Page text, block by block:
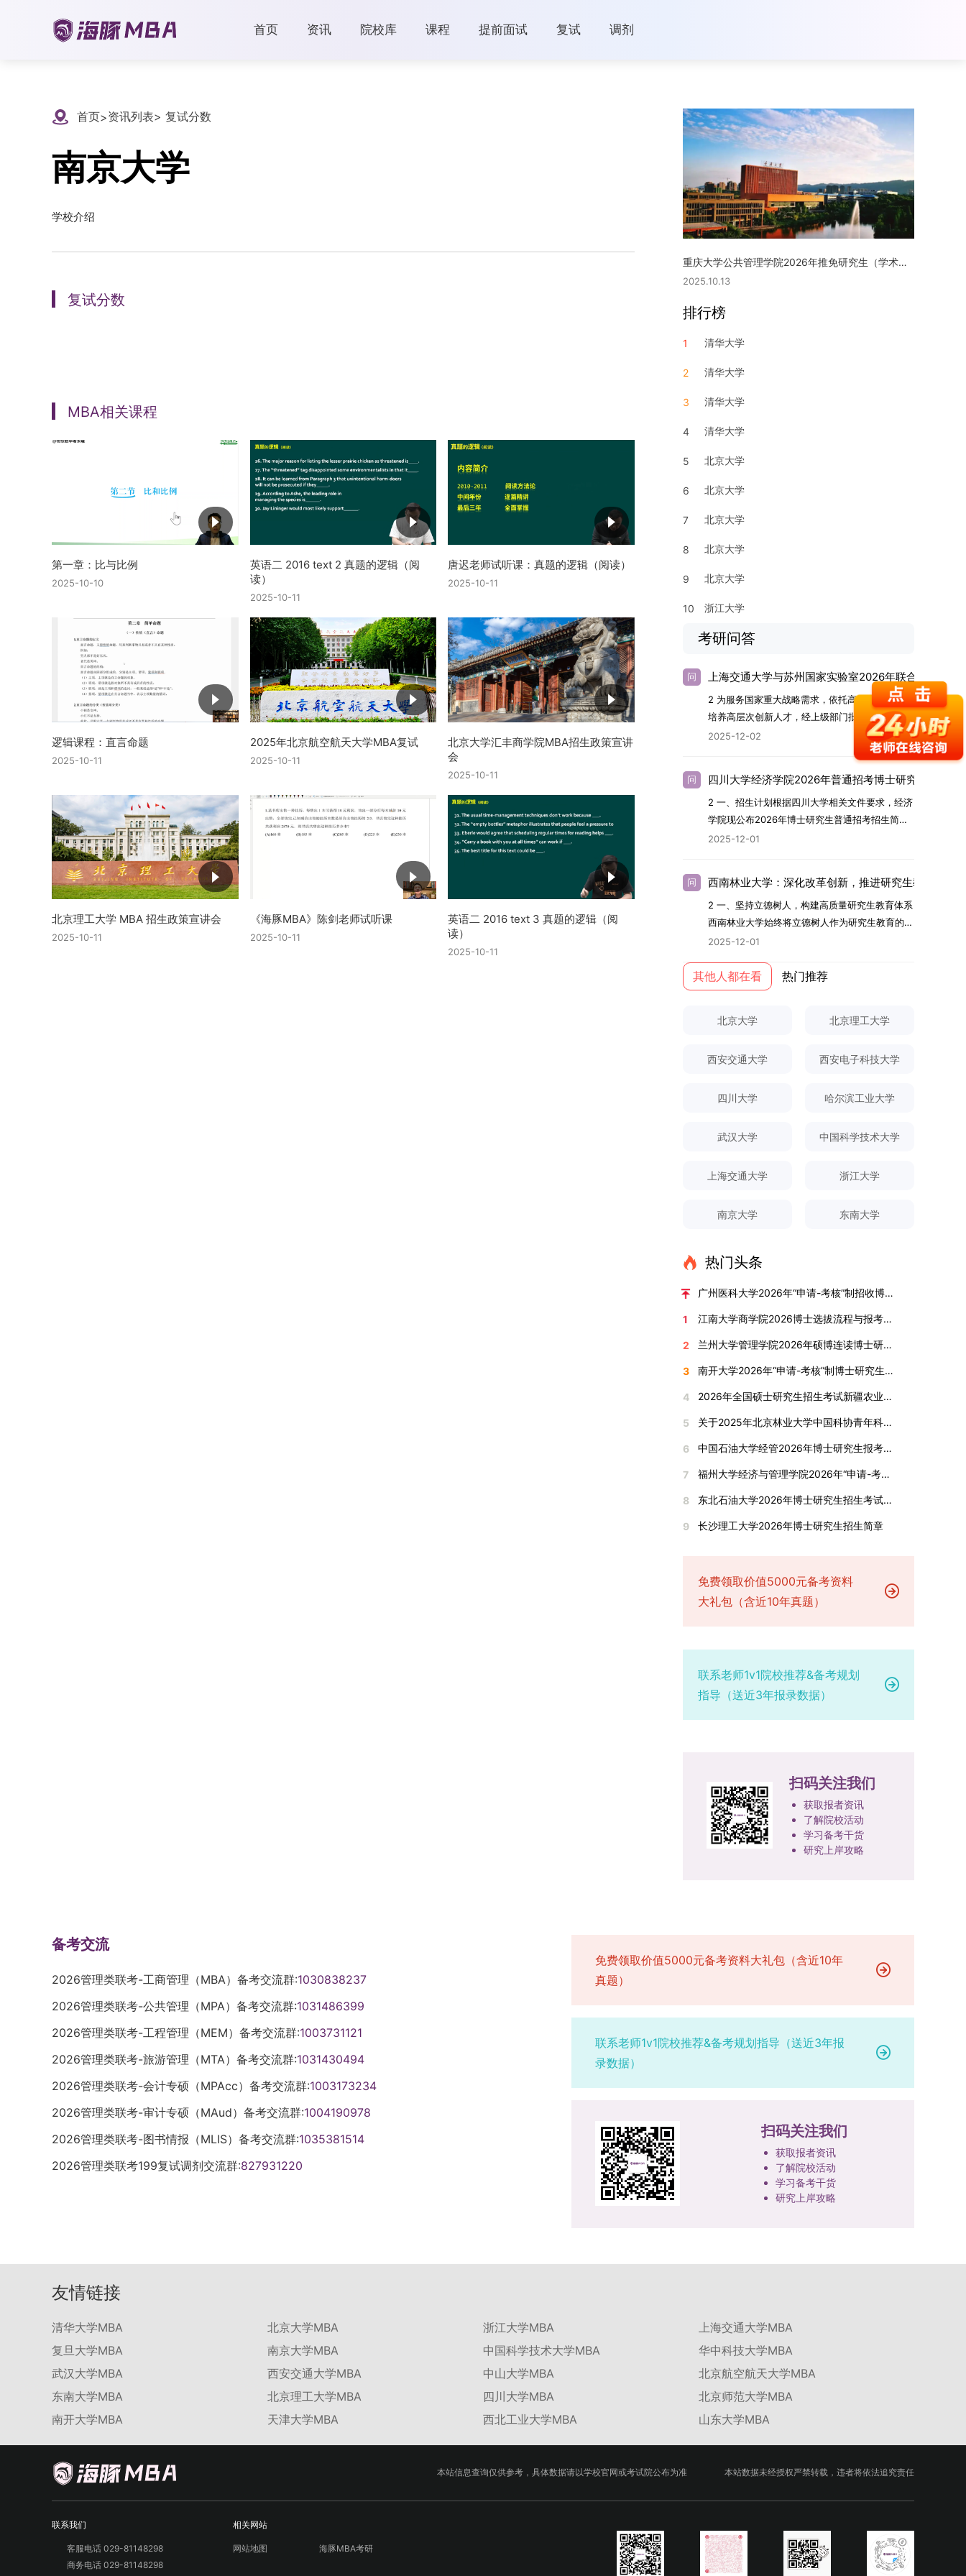
首页 资讯 院校库 课程 提前面试 复试 调剂
首页>资讯列表> 复试分数
南京大学
学校介绍
复试分数
MBA相关课程
第一章：比与比例
2025-10-10
英语二 2016 text 2 真题的逻辑（阅
读）
2025-10-11
唐迟老师试听课：真题的逻辑（阅读）
2025-10-11
逻辑课程：直言命题
2025-10-11
2025年北京航空航天大学MBA复试
2025-10-11
北京大学汇丰商学院MBA招生政策宣讲
会
2025-10-11
北京理工大学 MBA 招生政策宣讲会
2025-10-11
《海豚MBA》陈剑老师试听课
2025-10-11
英语二 2016 text 3 真题的逻辑（阅
读）
2025-10-11
重庆大学公共管理学院2026年推免研究生（学术型硕士）复试实施细则
2025.10.13
排行榜
1 清华大学
2 清华大学
3 清华大学
4 清华大学
5 北京大学
6 北京大学
7 北京大学
8 北京大学
9 北京大学
10 浙江大学
考研问答
问 上海交通大学与苏州国家实验室2026年联合培养博士
2 为服务国家重大战略需求，依托高水平科研平台
培养高层次创新人才，经上级部门批准，苏州实验
室（全称“苏州国家实验室”）与上海交通大学将于
2026年继续合作开展博士研究生联合培养工作。
学科领域进行深度培养。相关招生政策及安排说明
如下。一、培养定位本项目致力于面向国家战略发
展方向，培育具备科学家素养、创新精神与科研能
力，系统掌握学科前沿知识，能胜任高水平科学研
（0805）、化学（0703）、电子科学与技术
（0809）、材料与化工（0856）、机械
（0855）、电子信息（0854）等相关专业。
（二）招生名额2026年度具体招生规模以国家最
名。具体招生院系及导师信息请见相关名录。
（三）选拔途径共设置三种选拔方式，包括本科直
质择优录取。（四）培养类别全部为全日制非定向
学籍管理联合培养学生学籍隶属于上海交通大学，
（二）培养阶段划分培养过程分为两个主要阶段：
进入苏州实验室，依托其重大科研任务开展课题研
的，将获发上海交通大学博士研究生毕业证书并授
平科研平台学生可参与国家重大科研项目，接触材
士在内的资深科研人员组成导师团队，提供高水平
学术指导，并支持参与国际化学术交流。（三）优
助，保障学生潜心学业与研究。（四）畅通发展渠
道在培养过程中表现优异者，毕业后可优先获得苏
程（一）基本申请条件不同选拔方式的申请者需满
足相应规定：本科直博生须符合上海交通大学推荐
请者应满足当年度上海交通大学博士研究生招生的
基本条件及各学院补充规定。（二）报名方式所有
达成一致后进行网上报名：本科直博生须按规定时
间登录国家推荐免试服务系统完成志愿填报。硕博
网报名系统，选择“国家实验室联培专项”，并选定
两批报名，第一批截止时间为2025年12月15日，
第二批为2026年3月15日至4月20日，具体时间以
线上报名程序。六、考核与录取考核工作由上海交
形式、内容及流程以学院后续公布的方案为准。录
取时将对考生进行全面考察，学术能力与思想品德
期间享受学校与实验室共同提供的奖助学金待遇。
（三）住宿安排课程学习阶段由学校协调住宿；进
入实验室科研阶段后，由苏州实验室统筹安排住
宿。（四）未尽事宜参照上海交通大学2026年博
士研究生招生章程及相关细则执行。相关推荐：上
2025-12-02
问 四川大学经济学院2026年普通招考博士研究生招生简
2 一、招生计划根据四川大学相关文件要求，经济
学院现公布2026年博士研究生普通招考招生简
章。2026年，学院博士研究生招生全面实行“申
经济学院2026年博士生招生专业目录》。实际录
取人数将根据国家最终下达的招生计划及考生报名
情况进行适当调整。除国家专项计划外，我院招收
定向就业考生的比例原则上不超过总计划的5%。
校学习。二、报考流程（一）报名资格1.申请人应
拥护中国共产党的领导，品德良好，遵纪守法，身
生章程》中列出的各项基本条件。2.具备较强的科
份由正高级职称专家亲笔书写的推荐信，专业领域
具。4.以同等学力身份报考者，其科研成果须同时
科领域内发表期刊文章，其中至少1篇为A级、1篇
成人获得省部级二等奖及以上科研成果奖励（以证
排名前三。（二）网上报名及缴费报名及缴费统一
读学校及学院发布的招生章程、简章及专业目录，
下载并填写《博士入学申请材料自查表》，按要求
10:00前寄达经济学院研究生招生办公室。重要提
清单顺序整理提交。材料不全、不符合要求或存在
责，报名信息一经确认提交，不得修改。如确需修
料进行资格审查，核实考生报考资格、材料完整性
过资格审查的考生材料进行评议并打分，满分为
100分。评议结果预计于2026年1月中上旬公布。
织的政治理论考试，具体时间地点另行通知，成绩
试安排复试环节将对考生的思想品德、专业素养、
外语能力、创新意识及综合素质进行全面考察。复
个人科研经历、研究成果及博士阶段研究设想等。
复试成绩按百分制计算，笔试与面试成绩各占
50%，计算公式为：复试成绩 = (笔试成绩 + 面试
成绩) ÷ 2。复试成绩低于60分者不予录取。同等
学力考生复试期间须加试两门本专业硕士学位主干
表现材料进行复核。考核不合格者不予录取。四、
录取办法1.考生总成绩由材料评议成绩和复试成绩
则，根据招生计划、考生总成绩、思想政治表现及
身心健康状况等因素确定拟录取名单。3.拟录取考
网上公示，并完成体检、政审、调档等程序后，学
院将向合格考生寄发录取通知书。
2025-12-01
问 西南林业大学：深化改革创新，推进研究生教育高质
2 一、坚持立德树人，构建高质量研究生教育体系
西南林业大学始终将立德树人作为研究生教育的根
本任务，积极响应“教育强国，研究生教育何为”的
党建引领研究生思想政治教育，修订并印发了《研
究生导师立德树人职责实施细则（2025年修
才兼备、科技报国的远大志向，增强社会责任感和
合。同时，学校制定《关于进一步加强研究生教育
诚信与学术道德教育，弘扬科学精神。学校坚
心，将思想政治教育贯穿研究生培养全过程。通过
生成长中的关键角色，推动形成以德为先、科研报
环境。（二）完善“五育并举”育人机制学校系统推
全面发展的育人体系。通过课程教学、科研训练、
社会实践等多种途径，提升研究生的综合素质，培
人。二、优化招生与学科结构，服务国家战略需求
西南林业大学主动对接国家重大战略和区域发展需
育服务经济社会发展的能力。目前，学校拥有4个
一级学科博士点、1个博士专业学位点，以及17个
五”期间，学校研究生规模实现显著增长，博士研
究生规模增长达211%。在招生宣传方面，学校构
招生宣传平台，持续推进招生模式改革。2024年
起全面推行“申请-考核”制博士招生，2025年进一
或撤销生源不足专业，将非全日制招生计划向需求
旺盛的学科倾斜；同时加快推进急需学科专业建
跨机构的研究生培养新机制。（一）推进招生制度
改革与生源质量提升学校建立多元化招生宣传与咨
不断优化学科结构。面向国家战略和产业需求，加
快布局新兴交叉学科，推动学科专业体系动态优
化。（三）深化科教融合与协同育人学校与高水平
科研机构共建联合培养平台，打破传统院系壁垒，
促进科研资源与人才培养深度融合，提升研究生的
论深度，强化后者课程的应用性与实践性。在产教
融合方面，学校出台《科技小院管理办法》《研究
库建设成效显著，1个项目入选教育部主题案例
库，“十四五”以来获批省级案例库项目70余项、省
视野。通过系列改革，研究生科研创新与学科竞赛
成果丰硕：2024年，研究生以第一作者发表的三
检索论文占比达91.55%；在“中国研究生创新实践
大赛”等赛事中，获国家级奖项30余项、省级奖项
200余项。（一）推进分类培养与课程体系建设学
台建设通过科技小院、联合培养基地等载体，推动
撑。（三）支持科研创新与学术交流学校设立专项
科研基金，举办高水平学术讲座，鼓励研究生参与
创新实践。近年来，研究生在论文发表与学科竞赛
方面取得一系列突破，体现了培养质量的显著提
2025-12-01
其他人都在看 热门推荐
北京大学 北京理工大学
西安交通大学 西安电子科技大学
四川大学 哈尔滨工业大学
武汉大学 中国科学技术大学
上海交通大学 浙江大学
南京大学 东南大学
热门头条
广州医科大学2026年“申请-考核”制招收博士研究生报考公告
1 江南大学商学院2026博士选拔流程与报考条件汇总
2 兰州大学管理学院2026年硕博连读博士研究生招生“申请-考核”实施方案
3 南开大学2026年“申请-考核”制博士研究生招生录取工作实施细则
4 2026年全国硕士研究生招生考试新疆农业大学报考点网上确认公告
5 关于2025年北京林业大学中国科协青年科技人才培育工程博士生推荐工作的通知
6 中国石油大学经管2026年博士研究生报考通知
7 福州大学经济与管理学院2026年“申请-考核”制招收攻读博士学位研究生相关要求
8 东北石油大学2026年博士研究生招生考试实施细则
9 长沙理工大学2026年博士研究生招生简章
免费领取价值5000元备考资料
大礼包（含近10年真题）
联系老师1v1院校推荐&备考规划
指导（送近3年报录数据）
扫码关注我们
获取报者资讯
了解院校活动
学习备考干货
研究上岸攻略
备考交流
2026管理类联考-工商管理（MBA）备考交流群:1030838237
2026管理类联考-公共管理（MPA）备考交流群:1031486399
2026管理类联考-工程管理（MEM）备考交流群:1003731121
2026管理类联考-旅游管理（MTA）备考交流群:1031430494
2026管理类联考-会计专硕（MPAcc）备考交流群:1003173234
2026管理类联考-审计专硕（MAud）备考交流群:1004190978
2026管理类联考-图书情报（MLIS）备考交流群:1035381514
2026管理类联考199复试调剂交流群:827931220
免费领取价值5000元备考资料大礼包（含近10年
真题）
联系老师1v1院校推荐&备考规划指导（送近3年报
录数据）
扫码关注我们
获取报者资讯
了解院校活动
学习备考干货
研究上岸攻略
友情链接
清华大学MBA 北京大学MBA 浙江大学MBA
上海交通大学MBA
复旦大学MBA
南京大学MBA 中国科学技术大学MBA
华中科技大学MBA
武汉大学MBA
西安交通大学MBA 中山大学MBA
北京航空航天大学MBA
东南大学MBA
北京理工大学MBA 四川大学MBA
北京师范大学MBA
南开大学MBA
天津大学MBA 西北工业大学MBA 山东大学MBA
本站信息查询仅供参考，具体数据请以学校官网或考试院公布为准 本站数据未经授权严禁转载，违者将依法追究责任
联系我们
客服电话 029-81148298
商务电话 029-81148298
相关网站
网站地图 海豚MBA考研